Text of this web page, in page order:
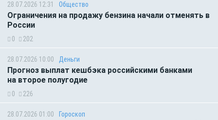
28.07.2026 12:31 Общество
Ограничения на продажу бензина начали отменять в
России
0 202
28.07.2026 10:00 Деньги
Прогноз выплат кешбэка российскими банками
на второе полугодие
0 226
28.07.2026 01:00 Гороскоп